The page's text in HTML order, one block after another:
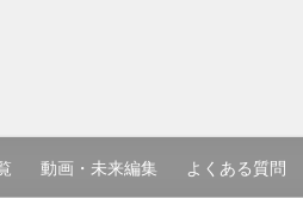
動画・未来編集 よくある質問